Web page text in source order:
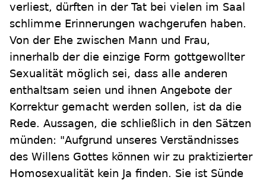
verliest, dürften in der Tat bei vielen im Saal
schlimme Erinnerungen wachgerufen haben.
Von der Ehe zwischen Mann und Frau,
innerhalb der die einzige Form gottgewollter
Sexualität möglich sei, dass alle anderen
enthaltsam seien und ihnen Angebote der
Korrektur gemacht werden sollen, ist da die
Rede. Aussagen, die schließlich in den Sätzen
münden: "Aufgrund unseres Verständnisses
des Willens Gottes können wir zu praktizierter
Homosexualität kein Ja finden. Sie ist Sünde